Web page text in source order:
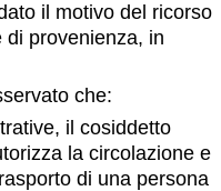
il motivo del ricorso
di provenienza, in
che:
il cosiddetto
la circolazione e
di una persona